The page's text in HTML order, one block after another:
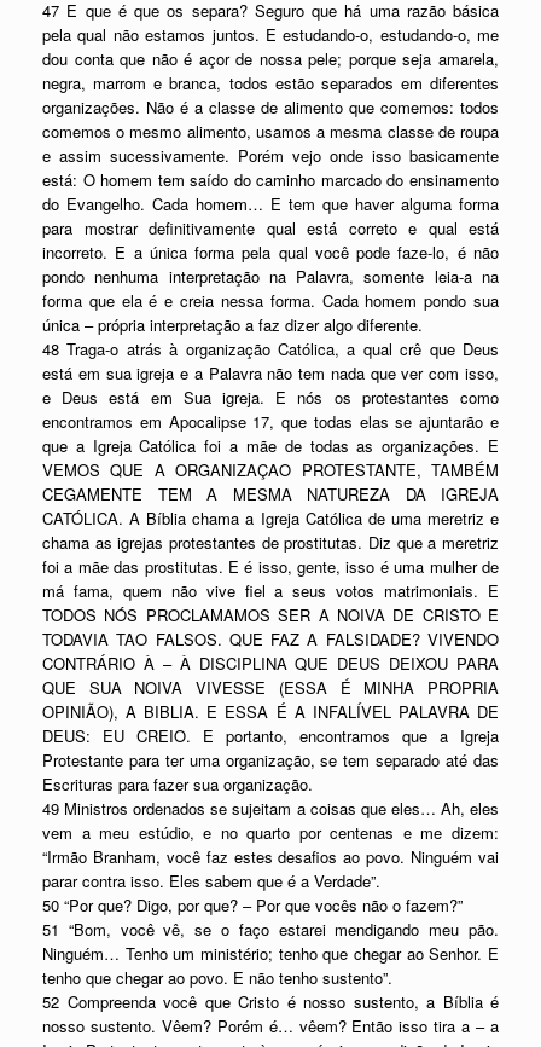
47 E que é que os separa? Seguro que há uma razão básica
pela qual não estamos juntos. E estudando-o, estudando-o, me
dou conta que não é açor de nossa pele; porque seja amarela,
negra, marrom e branca, todos estão separados em diferentes
organizações. Não é a classe de alimento que comemos: todos
comemos o mesmo alimento, usamos a mesma classe de roupa
e assim sucessivamente. Porém vejo onde isso basicamente
está: O homem tem saído do caminho marcado do ensinamento
do Evangelho. Cada homem… E tem que haver alguma forma
para mostrar definitivamente qual está correto e qual está
incorreto. E a única forma pela qual você pode faze-lo, é não
pondo nenhuma interpretação na Palavra, somente leia-a na
forma que ela é e creia nessa forma. Cada homem pondo sua
única – própria interpretação a faz dizer algo diferente.
48 Traga-o atrás à organização Católica, a qual crê que Deus
está em sua igreja e a Palavra não tem nada que ver com isso,
e Deus está em Sua igreja. E nós os protestantes como
encontramos em Apocalipse 17, que todas elas se ajuntarão e
que a Igreja Católica foi a mãe de todas as organizações. E
VEMOS QUE A ORGANIZAÇAO PROTESTANTE, TAMBÉM
CEGAMENTE TEM A MESMA NATUREZA DA IGREJA
CATÓLICA. A Bíblia chama a Igreja Católica de uma meretriz e
chama as igrejas protestantes de prostitutas. Diz que a meretriz
foi a mãe das prostitutas. E é isso, gente, isso é uma mulher de
má fama, quem não vive fiel a seus votos matrimoniais. E
TODOS NÓS PROCLAMAMOS SER A NOIVA DE CRISTO E
TODAVIA TAO FALSOS. QUE FAZ A FALSIDADE? VIVENDO
CONTRÁRIO À – À DISCIPLINA QUE DEUS DEIXOU PARA
QUE SUA NOIVA VIVESSE (ESSA É MINHA PROPRIA
OPINIÃO), A BIBLIA. E ESSA É A INFALÍVEL PALAVRA DE
DEUS: EU CREIO. E portanto, encontramos que a Igreja
Protestante para ter uma organização, se tem separado até das
Escrituras para fazer sua organização.
49 Ministros ordenados se sujeitam a coisas que eles… Ah, eles
vem a meu estúdio, e no quarto por centenas e me dizem:
“Irmão Branham, você faz estes desafios ao povo. Ninguém vai
parar contra isso. Eles sabem que é a Verdade”.
50 “Por que? Digo, por que? – Por que vocês não o fazem?”
51 “Bom, você vê, se o faço estarei mendigando meu pão.
Ninguém… Tenho um ministério; tenho que chegar ao Senhor. E
tenho que chegar ao povo. E não tenho sustento”.
52 Compreenda você que Cristo é nosso sustento, a Bíblia é
nosso sustento. Vêem? Porém é… vêem? Então isso tira a – a